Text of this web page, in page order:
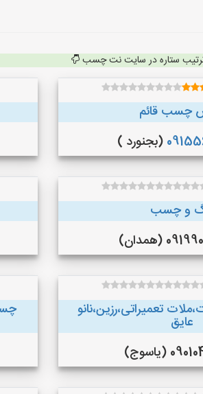
ترتیب ستاره در سایت نت چسب
چسب قائم
(بجنورد )
و چسب
(همدان)
تعمیراتی،رزین،نانو
عایق
(یاسوج)